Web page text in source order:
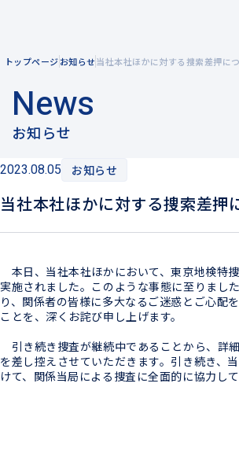
事業紹介
風力発電を知る
陸上風力発電
洋上風力発電
電力小売
トップページお知らせ当社本社ほかに対する捜索差押に
News
お知らせ
2023.08.05 お知らせ
当社本社ほかに対する捜索差押
本日、当社本社ほかにおいて、東京地検特
実施されました。このような事態に至りまし
り、関係者の皆様に多大なるご迷惑とご心配
ことを、深くお詫び申し上げます。
引き続き捜査が継続中であることから、詳
を差し控えさせていただきます。引き続き、
けて、関係当局による捜査に全面的に協力して